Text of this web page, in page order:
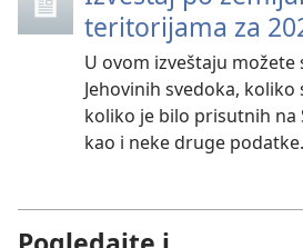
teritorijama za
U ovom izveštaju
Jehovinih svedoka,
koliko je bilo prisutnih na
kao i neke druge podatke.